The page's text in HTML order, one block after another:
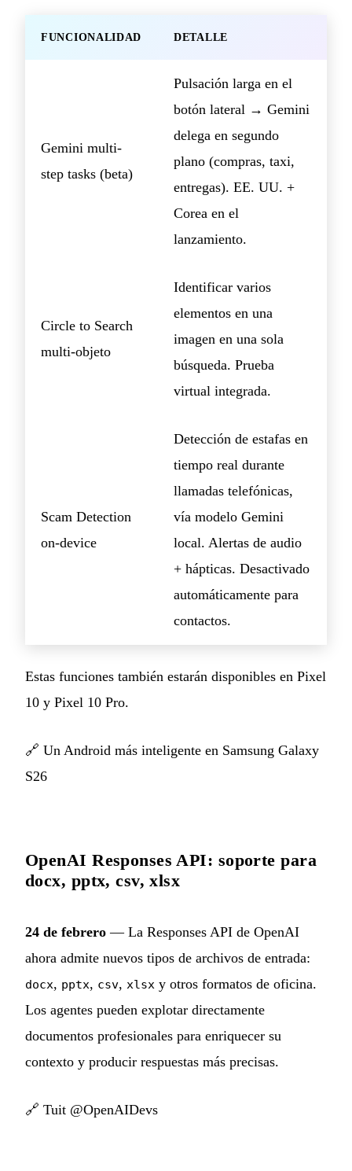
FUNCIONALIDAD DETALLE
Gemini multi-
step tasks (beta)
Pulsación larga en el
botón lateral → Gemini
delega en segundo
plano (compras, taxi,
entregas). EE. UU. +
Corea en el
lanzamiento.
Circle to Search
multi-objeto
Identificar varios
elementos en una
imagen en una sola
búsqueda. Prueba
virtual integrada.
Scam Detection
on-device
Detección de estafas en
tiempo real durante
llamadas telefónicas,
vía modelo Gemini
local. Alertas de audio
+ hápticas. Desactivado
automáticamente para
contactos.
Estas funciones también estarán disponibles en Pixel
10 y Pixel 10 Pro.
🔗 Un Android más inteligente en Samsung Galaxy
S26
OpenAI Responses API: soporte para
docx, pptx, csv, xlsx
24 de febrero — La Responses API de OpenAI
ahora admite nuevos tipos de archivos de entrada:
docx, pptx, csv, xlsx y otros formatos de oficina.
Los agentes pueden explotar directamente
documentos profesionales para enriquecer su
contexto y producir respuestas más precisas.
🔗 Tuit @OpenAIDevs